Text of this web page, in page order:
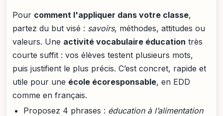
Pour comment l'appliquer dans votre classe,
partez du but visé : savoirs, méthodes, attitudes ou
valeurs. Une activité vocabulaire éducation très
courte suffit : vos élèves testent plusieurs mots,
puis justifient le plus précis. C’est concret, rapide et
utile pour une école écoresponsable, en EDD
comme en français.
Proposez 4 phrases : éducation à l’alimentation